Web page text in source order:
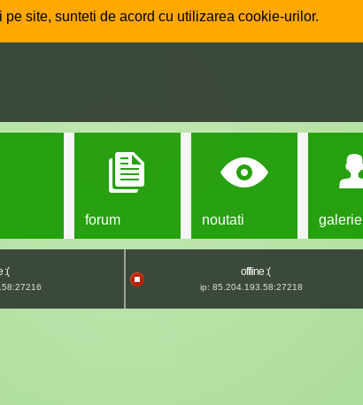
site, sunteti de acord cu utilizarea cookie-urilor.
forum noutati galerie
:( offline :(
ip: 85.204.193.58:27218